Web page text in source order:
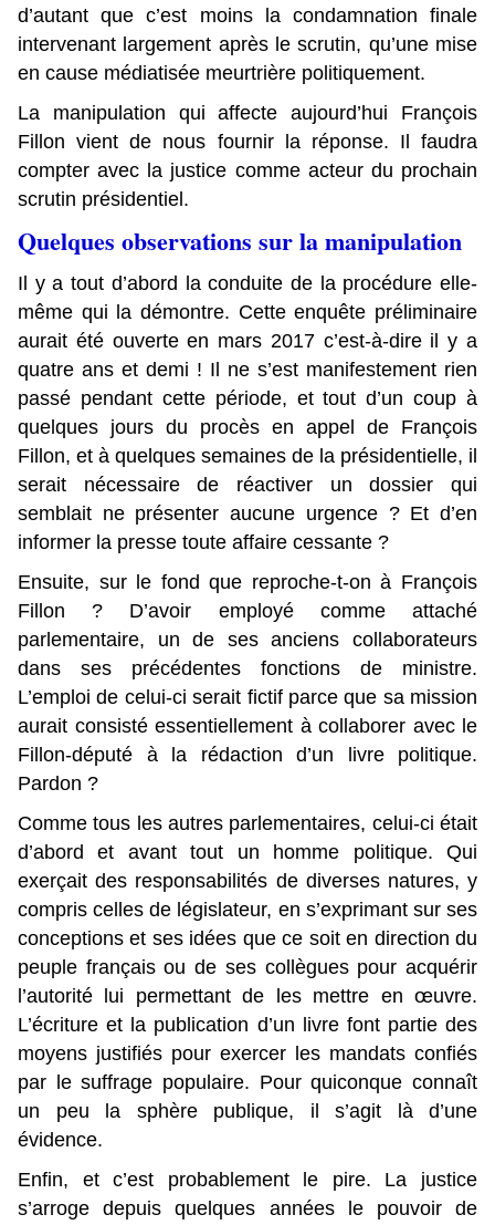
d’autant que c’est moins la condamnation finale
intervenant largement après le scrutin, qu’une mise
en cause médiatisée meurtrière politiquement.
La manipulation qui affecte aujourd’hui François
Fillon vient de nous fournir la réponse. Il faudra
compter avec la justice comme acteur du prochain
scrutin présidentiel.
Quelques observations sur la manipulation
Il y a tout d’abord la conduite de la procédure elle-
même qui la démontre. Cette enquête préliminaire
aurait été ouverte en mars 2017 c’est-à-dire il y a
quatre ans et demi ! Il ne s’est manifestement rien
passé pendant cette période, et tout d’un coup à
quelques jours du procès en appel de François
Fillon, et à quelques semaines de la présidentielle, il
serait nécessaire de réactiver un dossier qui
semblait ne présenter aucune urgence ? Et d’en
informer la presse toute affaire cessante ?
Ensuite, sur le fond que reproche-t-on à François
Fillon ? D’avoir employé comme attaché
parlementaire, un de ses anciens collaborateurs
dans ses précédentes fonctions de ministre.
L’emploi de celui-ci serait fictif parce que sa mission
aurait consisté essentiellement à collaborer avec le
Fillon-député à la rédaction d’un livre politique.
Pardon ?
Comme tous les autres parlementaires, celui-ci était
d’abord et avant tout un homme politique. Qui
exerçait des responsabilités de diverses natures, y
compris celles de législateur, en s’exprimant sur ses
conceptions et ses idées que ce soit en direction du
peuple français ou de ses collègues pour acquérir
l’autorité lui permettant de les mettre en œuvre.
L’écriture et la publication d’un livre font partie des
moyens justifiés pour exercer les mandats confiés
par le suffrage populaire. Pour quiconque connaît
un peu la sphère publique, il s’agit là d’une
évidence.
Enfin, et c’est probablement le pire. La justice
s’arroge depuis quelques années le pouvoir de